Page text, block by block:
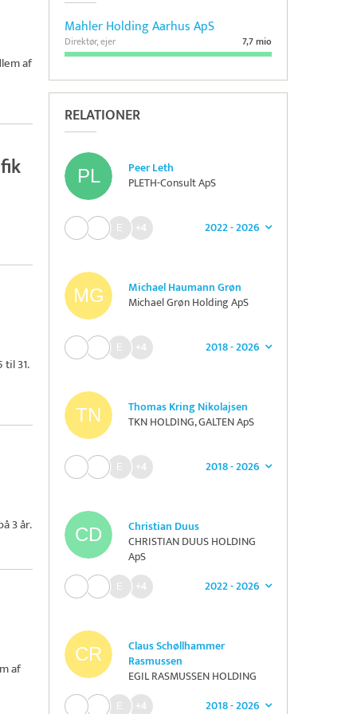
Mahler Holding Aarhus ApS
7,7 mio
Direktør, ejer
RELATIONER
Peer Leth
PLETH-Consult ApS
2022 - 2026
+4
Michael Haumann Grøn
Michael Grøn Holding ApS
2018 - 2026
+4
Thomas Kring Nikolajsen
TKN HOLDING, GALTEN ApS
2018 - 2026
+4
Christian Duus
CHRISTIAN DUUS HOLDING
ApS
2022 - 2026
+4
Claus Schøllhammer
Rasmussen
EGIL RASMUSSEN HOLDING
A/S
2018 - 2026
+4
af
31.
3 år.
af